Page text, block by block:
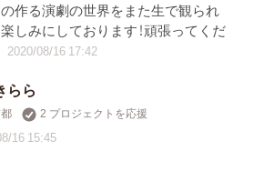
作る演劇の世界をまた生で観られ
しみにしております！頑張ってくだ
2020/08/16 17:42
らら
2 プロジェクトを応援
16 15:45